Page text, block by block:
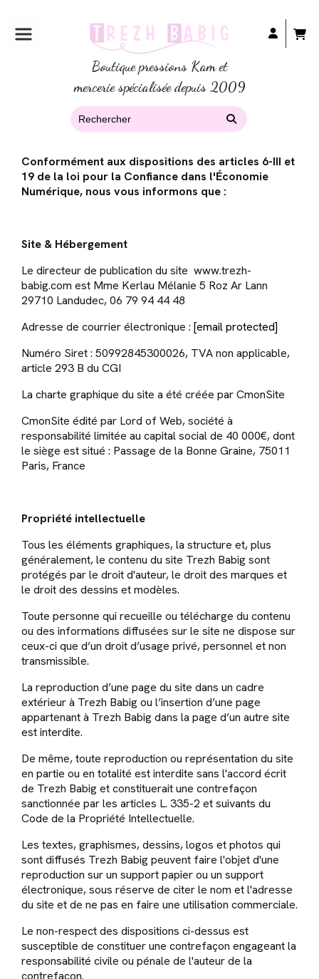
Boutique pressions Kam et
mercerie spécialisée depuis 2009
Conformément aux dispositions des articles 6-III et
19 de la loi pour la Confiance dans l'Économie
Numérique, nous vous informons que :
Site & Hébergement
Le directeur de publication du site www.trezh-
babig.com est Mme Kerlau Mélanie 5 Roz Ar Lann
29710 Landudec, 06 79 94 44 48
Adresse de courrier électronique : [email protected]
Numéro Siret : 50992845300026, TVA non applicable,
article 293 B du CGI
La charte graphique du site a été créée par CmonSite
CmonSite édité par Lord of Web, société à
responsabilité limitée au capital social de 40 000€, dont
le siège est situé : Passage de la Bonne Graine, 75011
Paris, France
Propriété intellectuelle
Tous les éléments graphiques, la structure et, plus
généralement, le contenu du site Trezh Babig sont
protégés par le droit d'auteur, le droit des marques et
le droit des dessins et modèles.
Toute personne qui recueille ou télécharge du contenu
ou des informations diffusées sur le site ne dispose sur
ceux-ci que d’un droit d’usage privé, personnel et non
transmissible.
La reproduction d’une page du site dans un cadre
extérieur à Trezh Babig ou l’insertion d’une page
appartenant à Trezh Babig dans la page d’un autre site
est interdite.
De même, toute reproduction ou représentation du site
en partie ou en totalité est interdite sans l'accord écrit
de Trezh Babig et constituerait une contrefaçon
sanctionnée par les articles L. 335-2 et suivants du
Code de la Propriété Intellectuelle.
Les textes, graphismes, dessins, logos et photos qui
sont diffusés Trezh Babig peuvent faire l'objet d'une
reproduction sur un support papier ou un support
électronique, sous réserve de citer le nom et l'adresse
du site et de ne pas en faire une utilisation commerciale.
Le non-respect des dispositions ci-dessus est
susceptible de constituer une contrefaçon engageant la
responsabilité civile ou pénale de l'auteur de la
contrefaçon.